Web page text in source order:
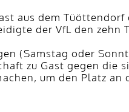
aus dem Tüöttendorf
der VfL den zehn
(Samstag oder
zu Gast gegen die
um den Platz an